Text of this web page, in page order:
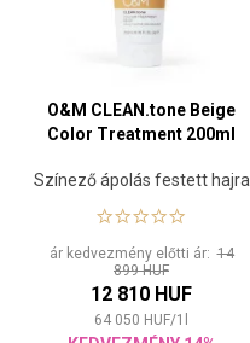
O&M CLEAN.tone Beige
Color Treatment 200ml
Színező ápolás festett hajra
ár kedvezmény előtti ár:14
899 HUF
12 810 HUF
64 050 HUF/1